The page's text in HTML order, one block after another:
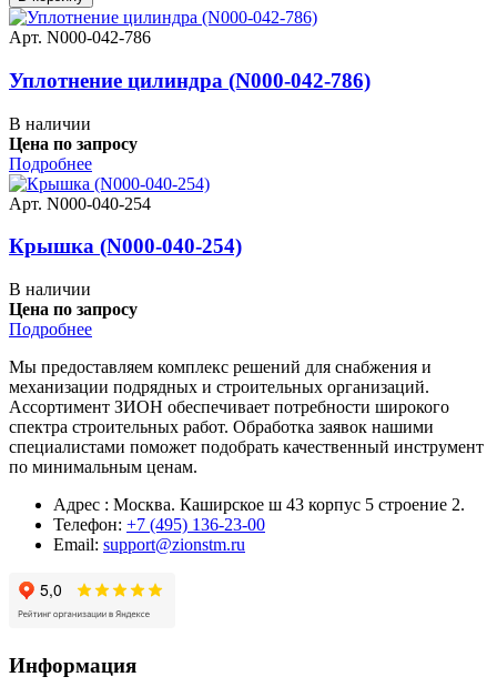
Арт. N000-042-786
Уплотнение цилиндра (N000-042-786)
В наличии
Цена по запросу
Подробнее
Арт. N000-040-254
Крышка (N000-040-254)
В наличии
Цена по запросу
Подробнее
Мы предоставляем комплекс решений для снабжения и
механизации подрядных и строительных организаций.
Ассортимент ЗИОН обеспечивает потребности широкого
спектра строительных работ. Обработка заявок нашими
специалистами поможет подобрать качественный инструмент
по минимальным ценам.
Адрес : Москва. Каширское ш 43 корпус 5 строение 2.
Телефон: +7 (495) 136-23-00
Email: support@zionstm.ru
Информация